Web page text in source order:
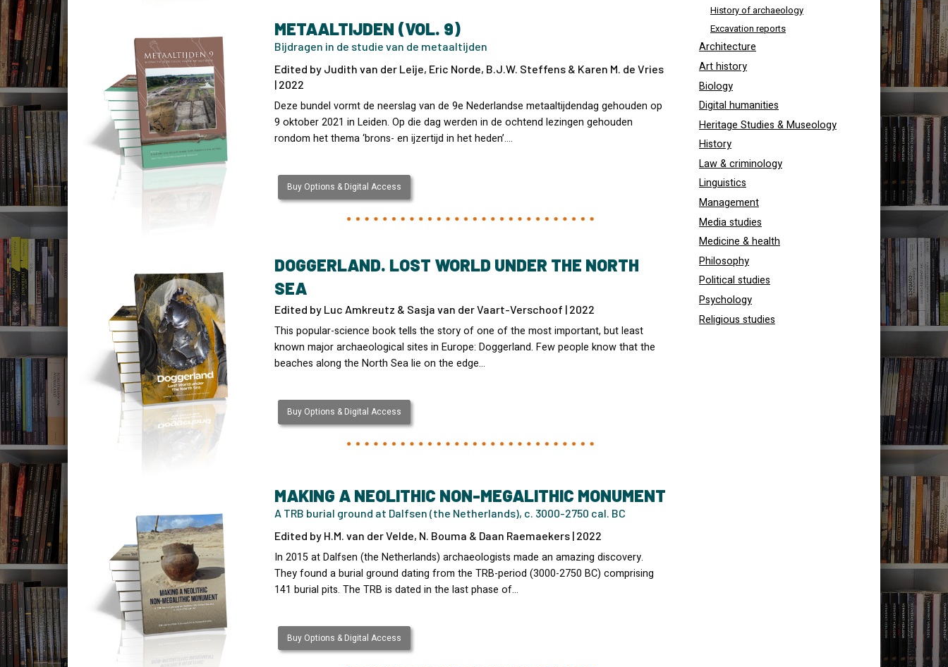
METAALTIJDEN (VOL. 9)
Bijdragen in de studie van de metaaltijden
Edited by Judith van der Leije, Eric Norde, B.J.W. Steffens & Karen M. de Vries
| 2022
Deze bundel vormt de neerslag van de 9e Nederlandse metaaltijdendag gehouden op
9 oktober 2021 in Leiden. Op die dag werden in de ochtend lezingen gehouden
rondom het thema ‘brons- en ijzertijd in het heden’.…
Buy Options & Digital Access
DOGGERLAND. LOST WORLD UNDER THE NORTH
SEA
Edited by Luc Amkreutz & Sasja van der Vaart-Verschoof | 2022
This popular-science book tells the story of one of the most important, but least
known major archaeological sites in Europe: Doggerland. Few people know that the
beaches along the North Sea lie on the edge…
Buy Options & Digital Access
MAKING A NEOLITHIC NON-MEGALITHIC MONUMENT
A TRB burial ground at Dalfsen (the Netherlands), c. 3000-2750 cal. BC
Edited by H.M. van der Velde, N. Bouma & Daan Raemaekers | 2022
In 2015 at Dalfsen (the Netherlands) archaeologists made an amazing discovery.
They found a burial ground dating from the TRB-period (3000-2750 BC) comprising
141 burial pits. The TRB is dated in the last phase of…
Buy Options & Digital Access
History of archaeology
Excavation reports
Architecture
Art history
Biology
Digital humanities
Heritage Studies & Museology
History
Law & criminology
Linguistics
Management
Media studies
Medicine & health
Philosophy
Political studies
Psychology
Religious studies